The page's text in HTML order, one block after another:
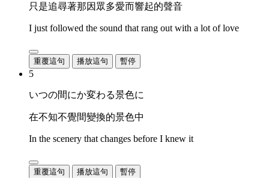
只是追尋著那因眾多愛而響起的聲音
I just followed the sound that rang out with a lot of love
重覆這句 播放這句 暫停
5
いつの間にか変わる景色に
在不知不覺間變換的景色中
In the scenery that changes before I knew it
重覆這句 播放這句 暫停